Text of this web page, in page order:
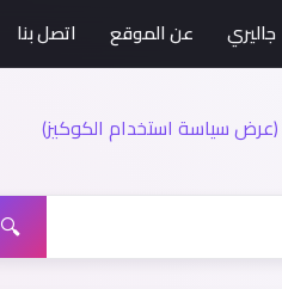
(عرض سياسة استخدام الكوكيز)
جاليري عن الموقع اتصل بنا
🔍